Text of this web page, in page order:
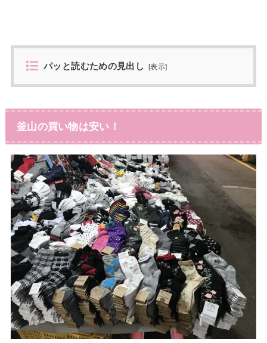
パッと読むための見出し [表示]
釜山の買い物は安い！